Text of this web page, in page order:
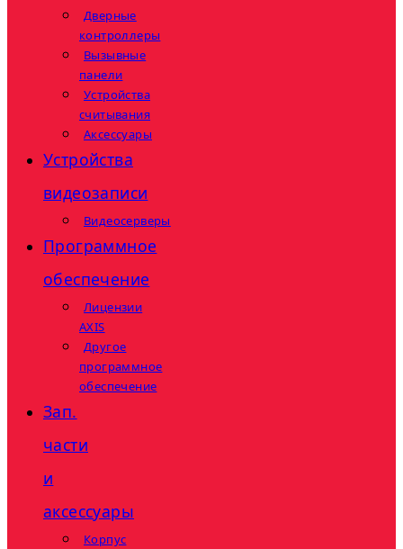
Дверные
контроллеры
Вызывные
панели
Устройства
считывания
Аксессуары
Устройства
видеозаписи
Видеосерверы
Программное
обеспечение
Лицензии
AXIS
Другое
программное
обеспечение
Зап.
части
и
аксессуары
Корпус